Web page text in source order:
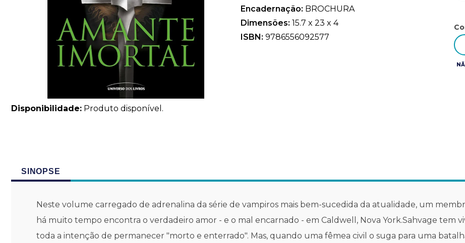
Disponibilidade: Produto disponível.
Encadernação: BROCHURA
Dimensões: 15.7 x 23 x 4
ISBN: 9786556092577
SINOPSE
Neste volume carregado de adrenalina da série de vampiros mais bem-sucedida da atualidade, um
há muito tempo encontra o verdadeiro amor - e o mal encarnado - em Caldwell, Nova York.Sahvage tem
toda a intenção de permanecer "morto e enterrado". Mas, quando uma fêmea civil o suga para uma